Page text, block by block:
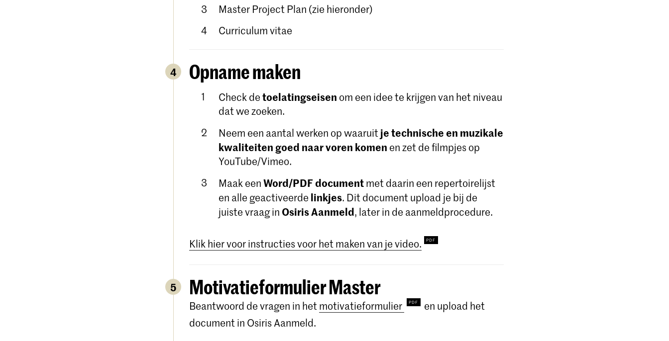
Master Project Plan (zie hieronder)
Curriculum vitae
4 Opname maken
Check detoelatingseisen om een ​​idee te krijgen van het niveau
dat we zoeken.
Neem een aantal werken op waaruit je technische en muzikale
kwaliteiten goed naar voren komen en zet de filmpjes op
YouTube/Vimeo.
Maak eenWord/PDF documentmet daarin een repertoirelijst
en alle geactiveerde linkjes. Dit document upload je bij de
juiste vraag in Osiris Aanmeld, later in de aanmeldprocedure.
Klik hier voor instructies voor het maken van je video.
5 Motivatieformulier Master
Beantwoord de vragen in het motivatieformulier
en upload het
document in Osiris Aanmeld.